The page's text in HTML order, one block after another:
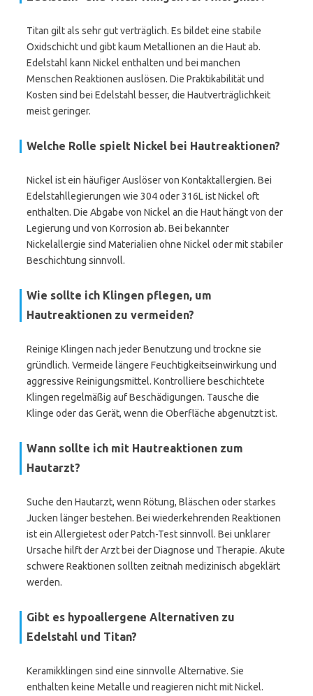
Titan gilt als sehr gut verträglich. Es bildet eine stabile
Oxidschicht und gibt kaum Metallionen an die Haut ab.
Edelstahl kann Nickel enthalten und bei manchen
Menschen Reaktionen auslösen. Die Praktikabilität und
Kosten sind bei Edelstahl besser, die Hautverträglichkeit
meist geringer.
Welche Rolle spielt Nickel bei Hautreaktionen?
Nickel ist ein häufiger Auslöser von Kontaktallergien. Bei
Edelstahllegierungen wie 304 oder 316L ist Nickel oft
enthalten. Die Abgabe von Nickel an die Haut hängt von der
Legierung und von Korrosion ab. Bei bekannter
Nickelallergie sind Materialien ohne Nickel oder mit stabiler
Beschichtung sinnvoll.
Wie sollte ich Klingen pflegen, um
Hautreaktionen zu vermeiden?
Reinige Klingen nach jeder Benutzung und trockne sie
gründlich. Vermeide längere Feuchtigkeitseinwirkung und
aggressive Reinigungsmittel. Kontrolliere beschichtete
Klingen regelmäßig auf Beschädigungen. Tausche die
Klinge oder das Gerät, wenn die Oberfläche abgenutzt ist.
Wann sollte ich mit Hautreaktionen zum
Hautarzt?
Suche den Hautarzt, wenn Rötung, Bläschen oder starkes
Jucken länger bestehen. Bei wiederkehrenden Reaktionen
ist ein Allergietest oder Patch-Test sinnvoll. Bei unklarer
Ursache hilft der Arzt bei der Diagnose und Therapie. Akute
schwere Reaktionen sollten zeitnah medizinisch abgeklärt
werden.
Gibt es hypoallergene Alternativen zu
Edelstahl und Titan?
Keramikklingen sind eine sinnvolle Alternative. Sie
enthalten keine Metalle und reagieren nicht mit Nickel.